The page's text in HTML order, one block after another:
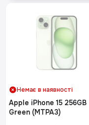
Немає в наявності
Apple iPhone 15 256GB
Green (MTPA3)